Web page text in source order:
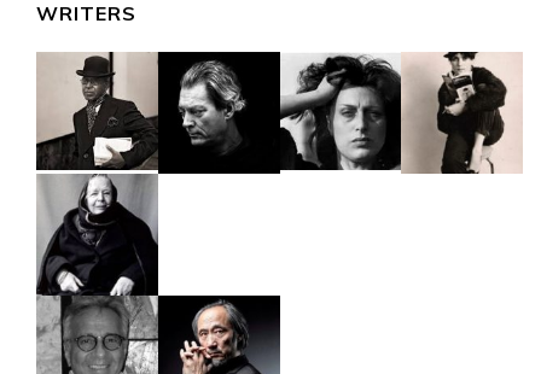
WRITERS